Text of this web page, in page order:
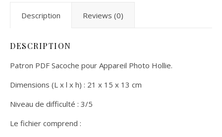
Description Reviews (0)
DESCRIPTION
Patron PDF Sacoche pour Appareil Photo Hollie.
Dimensions (L x l x h) : 21 x 15 x 13 cm
Niveau de difficulté : 3/5
Le fichier comprend :